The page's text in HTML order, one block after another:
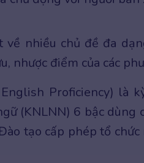
nhiều chủ đề đa
nhược điểm của các
Proficiency) là
(KNLNN) 6 bậc dùng
tạo cấp phép tổ